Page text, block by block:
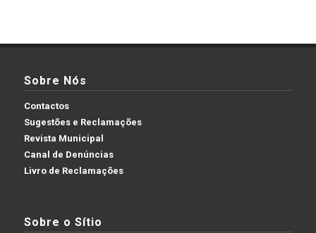
Sobre Nós
Contactos
Sugestões e Reclamações
Revista Municipal
Canal de Denúncias
Livro de Reclamações
Sobre o Sítio